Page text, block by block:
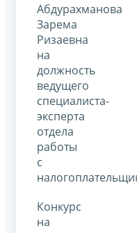
Абдурахманова
Зарема
Ризаевна
на
должность
ведущего
специалиста-
эксперта
отдела
работы
с
Конкурс
на